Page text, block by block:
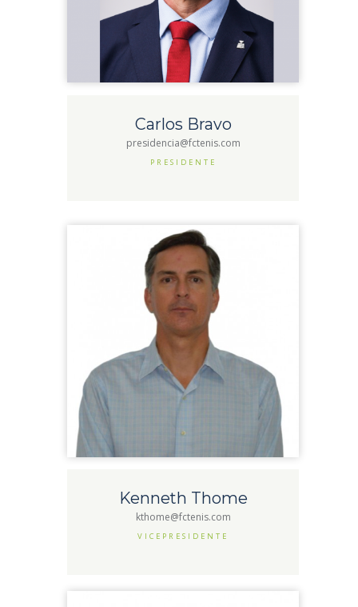
Carlos Bravo
presidencia@fctenis.com
PRESIDENTE
Kenneth Thome
kthome@fctenis.com
VICEPRESIDENTE